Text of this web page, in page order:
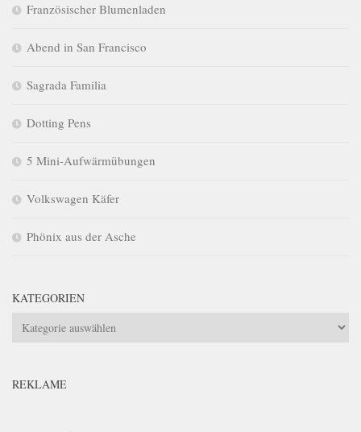
Französischer Blumenladen
Abend in San Francisco
Sagrada Familia
Dotting Pens
5 Mini-Aufwärmübungen
Volkswagen Käfer
Phönix aus der Asche
KATEGORIEN
Kategorien
REKLAME